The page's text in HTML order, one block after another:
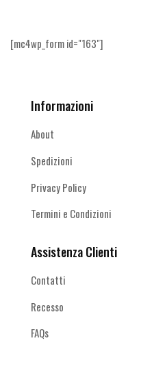
[mc4wp_form id="163"]
Informazioni
About
Spedizioni
Privacy Policy
Termini e Condizioni
Assistenza Clienti
Contatti
Recesso
FAQs